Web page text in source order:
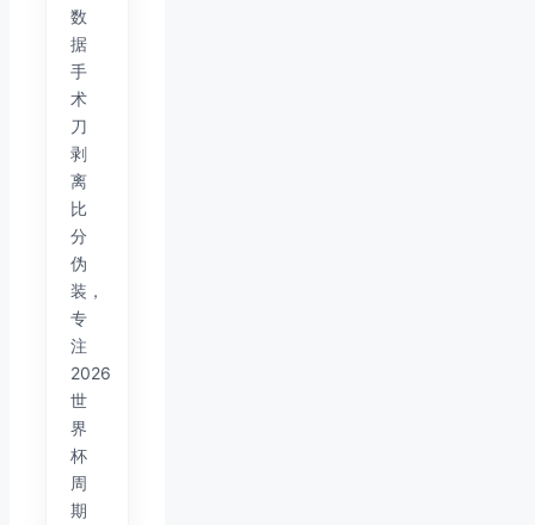
数
据
手
术
刀
剥
离
比
分
伪
装，
专
注
2026
世
界
杯
周
期